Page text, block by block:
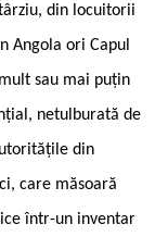
din locuitorii
Angola ori Capul
sau mai puțin
netulburată de
din
care măsoară
într-un inventar